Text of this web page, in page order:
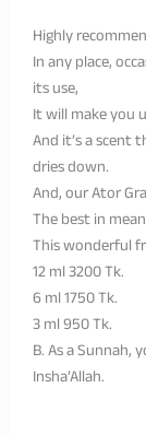
Highly
In any place,
its use,
It will make you
And it’s a scent
dries down.
And, our Ator
The best in
This wonderful
12 ml 3200 Tk.
6 ml 1750 Tk.
3 ml 950 Tk.
B. As a
Insha’Allah.